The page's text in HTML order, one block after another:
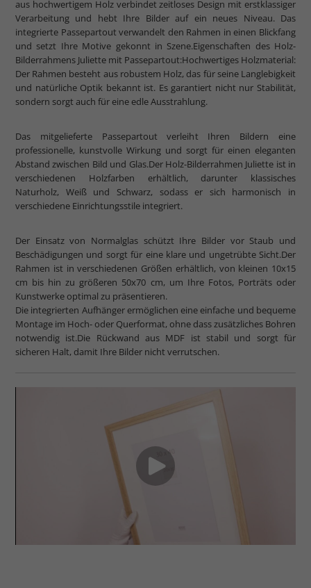
aus hochwertigem Holz verbindet zeitloses Design mit erstklassiger
Verarbeitung und hebt Ihre Bilder auf ein neues Niveau. Das
integrierte Passepartout verwandelt den Rahmen in einen Blickfang
und setzt Ihre Motive gekonnt in Szene.Eigenschaften des Holz-
Bilderrahmens Juliette mit Passepartout:Hochwertiges Holzmaterial:
Der Rahmen besteht aus robustem Holz, das für seine Langlebigkeit
und natürliche Optik bekannt ist. Es garantiert nicht nur Stabilität,
sondern sorgt auch für eine edle Ausstrahlung.
Das mitgelieferte Passepartout verleiht Ihren Bildern eine
professionelle, kunstvolle Wirkung und sorgt für einen eleganten
Abstand zwischen Bild und Glas.Der Holz-Bilderrahmen Juliette ist in
verschiedenen Holzfarben erhältlich, darunter klassisches
Naturholz, Weiß und Schwarz, sodass er sich harmonisch in
verschiedene Einrichtungsstile integriert.
Der Einsatz von Normalglas schützt Ihre Bilder vor Staub und
Beschädigungen und sorgt für eine klare und ungetrübte Sicht.Der
Rahmen ist in verschiedenen Größen erhältlich, von kleinen 10x15
cm bis hin zu größeren 50x70 cm, um Ihre Fotos, Porträts oder
Kunstwerke optimal zu präsentieren.
Die integrierten Aufhänger ermöglichen eine einfache und bequeme
Montage im Hoch- oder Querformat, ohne dass zusätzliches Bohren
notwendig ist.Die Rückwand aus MDF ist stabil und sorgt für
sicheren Halt, damit Ihre Bilder nicht verrutschen.